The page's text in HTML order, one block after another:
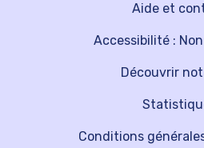
Découvrir
Aide et
Accessibilité :
Conditions